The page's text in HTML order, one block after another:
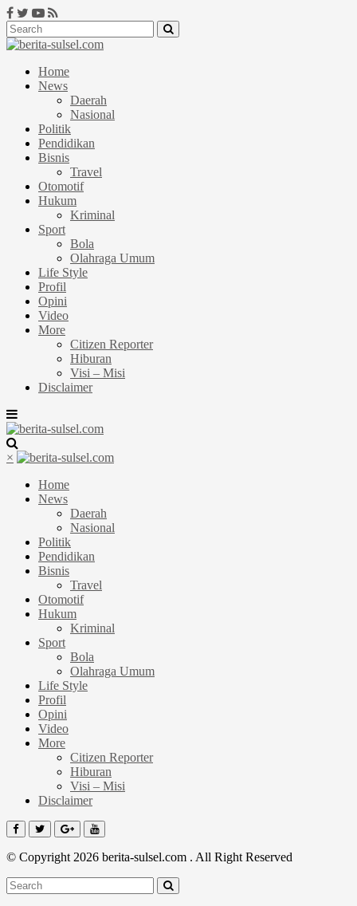
Home
News
Daerah
Nasional
Politik
Pendidikan
Bisnis
Travel
Otomotif
Hukum
Kriminal
Sport
Bola
Olahraga Umum
Life Style
Profil
Opini
Video
More
Citizen Reporter
Hiburan
Visi – Misi
Disclaimer
×
Home
News
Daerah
Nasional
Politik
Pendidikan
Bisnis
Travel
Otomotif
Hukum
Kriminal
Sport
Bola
Olahraga Umum
Life Style
Profil
Opini
Video
More
Citizen Reporter
Hiburan
Visi – Misi
Disclaimer
© Copyright 2026 berita-sulsel.com . All Right Reserved